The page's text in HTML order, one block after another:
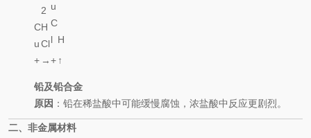
C
u
+
2
H
Cl
→
u
C
l2
+
H
2
↑
铅及铅合金
原因 ：铅在稀盐酸中可能缓慢腐蚀，浓盐酸中反应更剧烈。
二、非金属材料